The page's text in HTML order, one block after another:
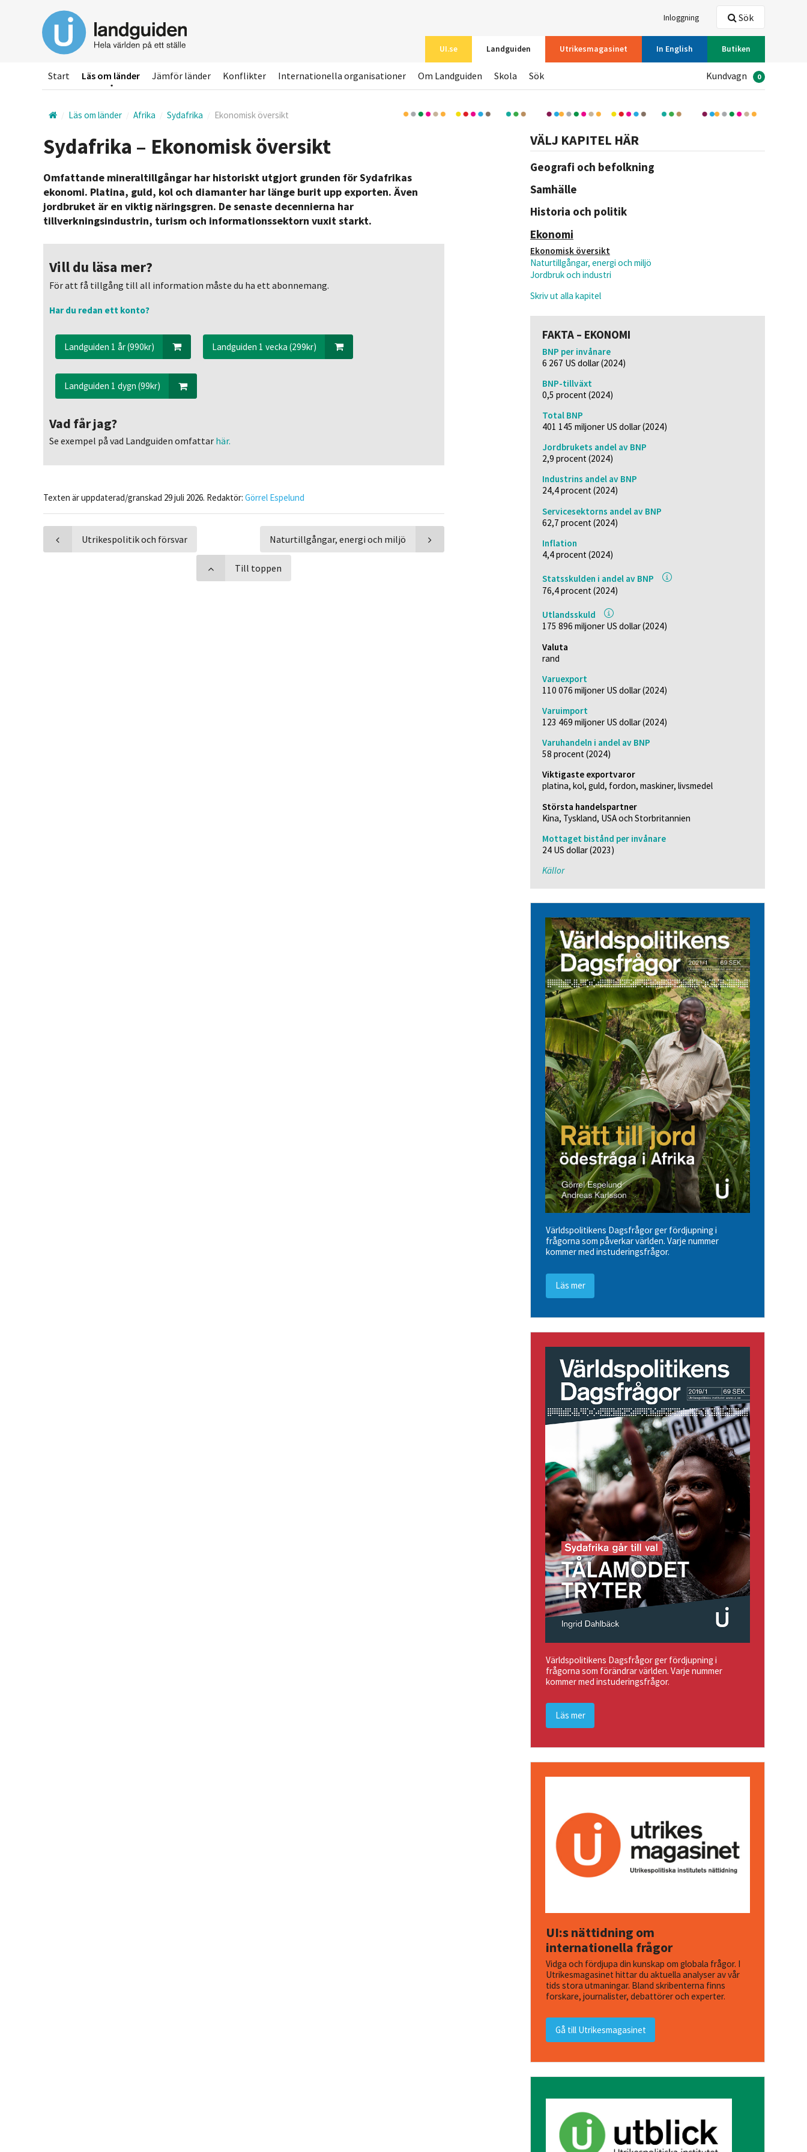
huvudinnehållet
Inloggning
UI.se Landguiden Utrikesmagasinet In English Butiken
Sök
Start Läs om länder Jämför länder Konflikter Internationella organisationer Om Landguiden Skola Sök Kundvagn 0
Läs om länder Afrika Sydafrika Ekonomisk översikt
VÄLJ KAPITEL HÄR
Geografi och befolkning
Samhälle
Historia och politik
Ekonomi
Ekonomisk översikt
Naturtillgångar, energi och miljö
Jordbruk och industri
Skriv ut alla kapitel
FAKTA – EKONOMI
BNP per invånare
6 267 US dollar (2024)
BNP-tillväxt
0,5 procent (2024)
Total BNP
401 145 miljoner US dollar (2024)
Jordbrukets andel av BNP
2,9 procent (2024)
Industrins andel av BNP
24,4 procent (2024)
Servicesektorns andel av BNP
62,7 procent (2024)
Inflation
4,4 procent (2024)
Statsskulden i andel av BNP
76,4 procent (2024)
Utlandsskuld
175 896 miljoner US dollar (2024)
Valuta
rand
Varuexport
110 076 miljoner US dollar (2024)
Varuimport
123 469 miljoner US dollar (2024)
Varuhandeln i andel av BNP
58 procent (2024)
Viktigaste exportvaror
platina, kol, guld, fordon, maskiner, livsmedel
Största handelspartner
Kina, Tyskland, USA och Storbritannien
Mottaget bistånd per invånare
24 US dollar (2023)
Källor
Världspolitikens Dagsfrågor ger fördjupning i
frågorna som påverkar världen. Varje nummer
kommer med instuderingsfrågor.
Läs mer
Världspolitikens Dagsfrågor ger fördjupning i
frågorna som förändrar världen. Varje nummer
kommer med instuderingsfrågor.
Läs mer
UI:s nättidning om
internationella frågor
Vidga och fördjupa din kunskap om globala frågor. I
Utrikesmagasinet hittar du aktuella analyser av vår
tids stora utmaningar. Bland skribenterna finns
forskare, journalister, debattörer och experter.
Gå till Utrikesmagasinet
Sydafrika – Ekonomisk översikt
Omfattande mineraltillgångar har historiskt utgjort grunden för Sydafrikas
ekonomi. Platina, guld, kol och diamanter har länge burit upp exporten. Även
jordbruket är en viktig näringsgren. De senaste decennierna har
tillverkningsindustrin, turism och informationssektorn vuxit starkt.
Vill du läsa mer?
För att få tillgång till all information måste du ha ett abonnemang.
Har du redan ett konto?
Landguiden 1 år (990kr) Landguiden 1 vecka (299kr)
Landguiden 1 dygn (99kr)
Vad får jag?
Se exempel på vad Landguiden omfattar här.
Texten är uppdaterad/granskad 29 juli 2026. Redaktör:Görrel Espelund
Utrikespolitik och försvar Naturtillgångar, energi och miljö
Till toppen